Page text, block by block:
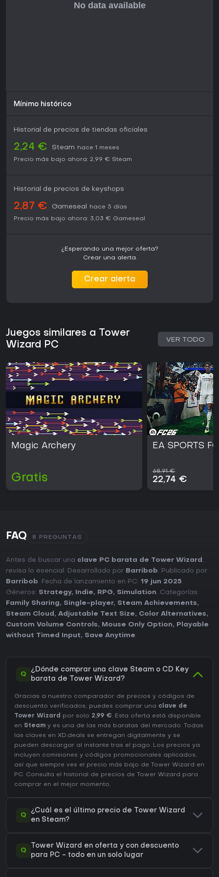
Mínimo histórico
Historial de precios de tiendas oficiales
2,24 € Steam
hace 1 meses
Precio más bajo ahora: 2,99 € Steam
Historial de precios de keyshops
2,87 € Gameseal
hace 5 días
Precio más bajo ahora: 3,03 € Gameseal
¿Esperando una mejor oferta?
Crear una alerta.
Crear alerta
Juegos similares a Tower
Wizard PC
VER TODO
Magic Archery
Gratis
EA SPORTS
68,91 €
22,74 €
FAQ 8 PREGUNTAS
Antes de buscar una clave PC barata de Tower Wizard ,
revisa lo esencial. Desarrollado por Barribob. Publicado por
Barribob. Fecha de lanzamiento en PC: 19 jun 2025.
Géneros: Strategy, Indie, RPG, Simulation. Categorías:
Family Sharing, Single-player, Steam Achievements,
Steam Cloud , Adjustable Text Size, Color Alternatives,
Custom Volume Controls, Mouse Only Option,
Playable
without Timed Input, Save Anytime.
Q
¿Dónde comprar una clave Steam o CD Key
barata de Tower Wizard?
Gracias a nuestro comparador de precios y códigos de
descuento verificados, puedes comprar una clave de
Tower Wizard
por solo 2,99 €. Esta oferta está disponible
en Steam y es una de las más baratas del mercado. Todas
las claves en XD.deals se entregan digitalmente y se
pueden descargar al instante tras el pago. Los precios ya
incluyen comisiones y códigos promocionales aplicados,
así que siempre ves el precio más bajo de Tower Wizard en
PC. Consulta el historial de precios de Tower Wizard para
comprar en el mejor momento.
Q
¿Cuál es el último precio de Tower Wizard
en Steam?
Q
Tower Wizard en oferta y con descuento
para PC - todo en un solo lugar